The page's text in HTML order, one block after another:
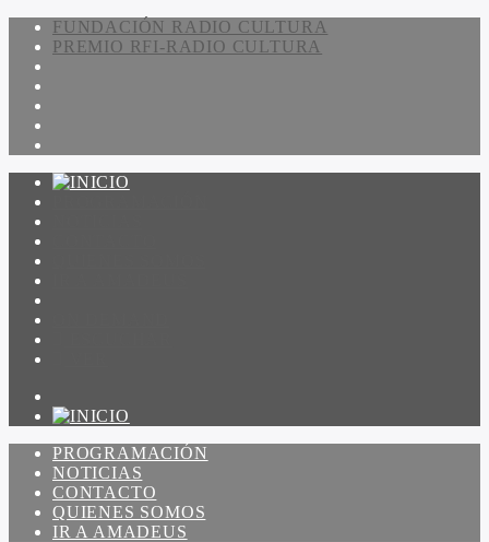
FUNDACIÓN RADIO CULTURA
PREMIO RFI-RADIO CULTURA
PROGRAMACIÓN
NOTICIAS
CONTACTO
QUIENES SOMOS
IR A AMADEUS